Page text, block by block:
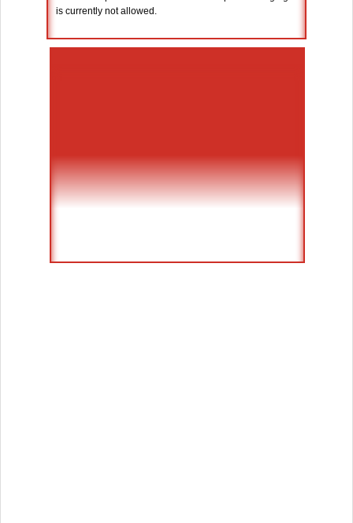
is currently not allowed.